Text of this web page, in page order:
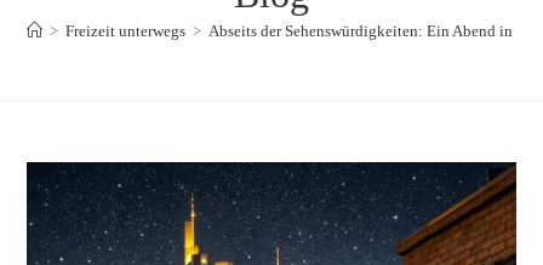
> Freizeit unterwegs > Abseits der Sehenswürdigkeiten: Ein Abend in